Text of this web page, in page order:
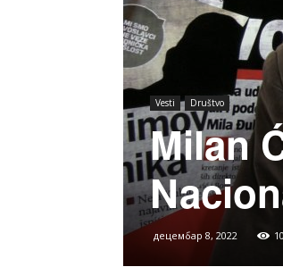
Vesti Društvo
Milan
децембар 8, 2022